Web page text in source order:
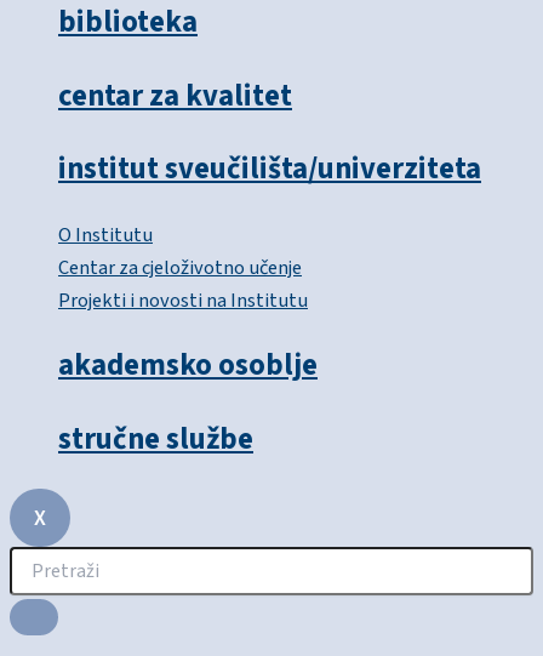
biblioteka
centar za kvalitet
institut sveučilišta/univerziteta
O Institutu
Centar za cjeloživotno učenje
Projekti i novosti na Institutu
akademsko osoblje
stručne službe
X